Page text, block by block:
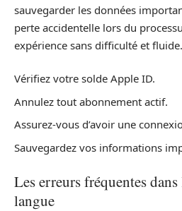
sauvegarder les données
perte accidentelle lors du
expérience sans difficulté et fluide.
Vérifiez votre solde Apple ID.
Annulez tout abonnement actif.
Assurez-vous d’avoir une
Sauvegardez vos informations
Les erreurs fréquentes
langue